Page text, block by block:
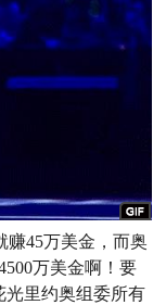
赚45万美金，而奥
万美金啊！要
光里约奥组委所有